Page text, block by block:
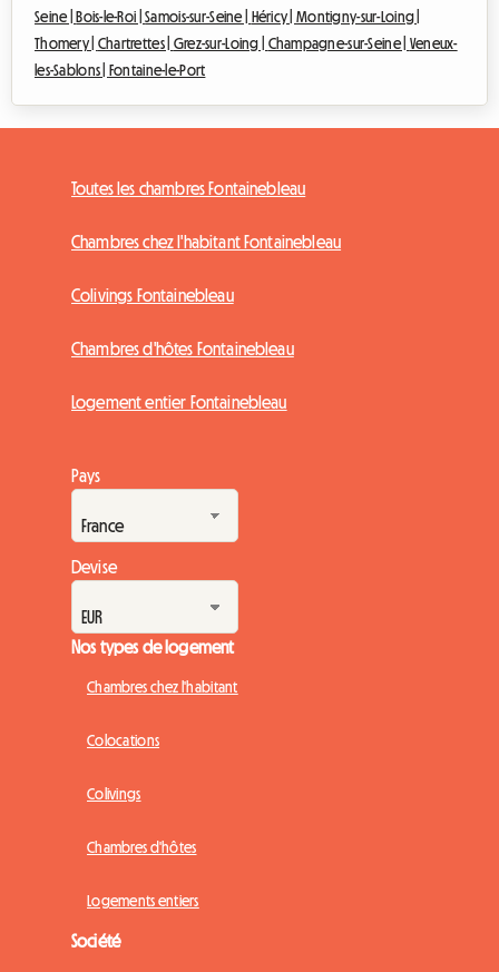
Seine |
Bois-le-Roi |Samois-sur-Seine | Héricy |Montigny-sur-Loing |
Thomery | Chartrettes | Grez-sur-Loing | Champagne-sur-Seine | Veneux-
les-Sablons |
Fontaine-le-Port
Toutes les chambres Fontainebleau
Chambres chez l'habitant Fontainebleau
Colivings Fontainebleau
Chambres d'hôtes Fontainebleau
Logement entier Fontainebleau
Pays
Devise
Nos types de logement
Chambres chez l'habitant
Colocations
Colivings
Chambres d'hôtes
Logements entiers
Société